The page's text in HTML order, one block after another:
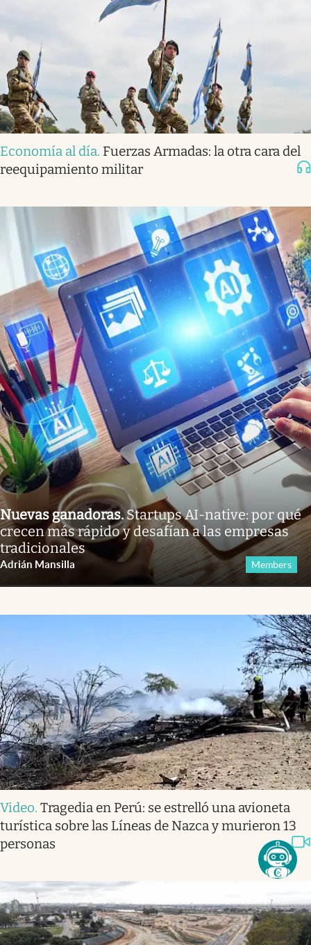
Economía al día. Fuerzas Armadas: la otra cara del
reequipamiento militar
Nuevas ganadoras.Startups AI-native: por qué
crecen más rápido y desafían a las empresas
tradicionales
Adrián Mansilla Members
Video. Tragedia en Perú: se estrelló una avioneta
turística sobre las Líneas de Nazca y murieron 13
personas